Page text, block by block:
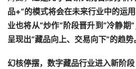
品+”的模式将会在未来行业中的运
业也将从“炒作”阶段晋升到“冷静期
呈现出“藏品向上、交易向下”的趋势
幻核停摆，数字藏品行业进入新阶段